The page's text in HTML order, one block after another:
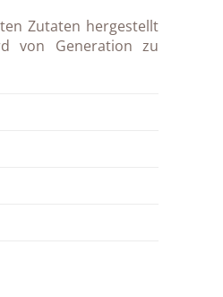
Zutaten hergestellt
von Generation zu